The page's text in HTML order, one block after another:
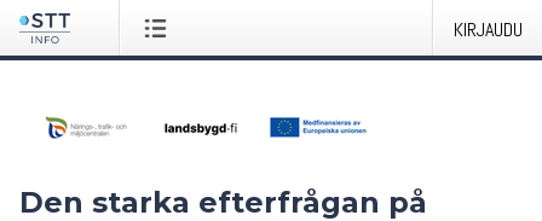
KIRJAUDU
Den starka efterfrågan på